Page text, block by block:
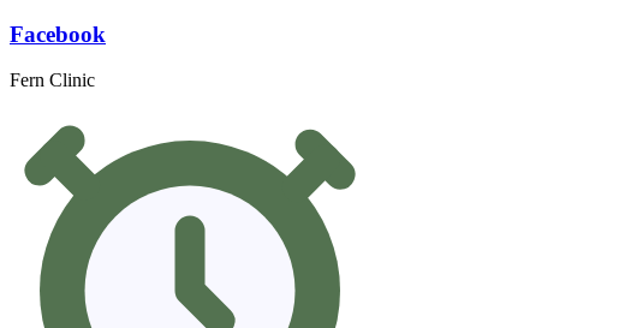
Facebook
Fern Clinic